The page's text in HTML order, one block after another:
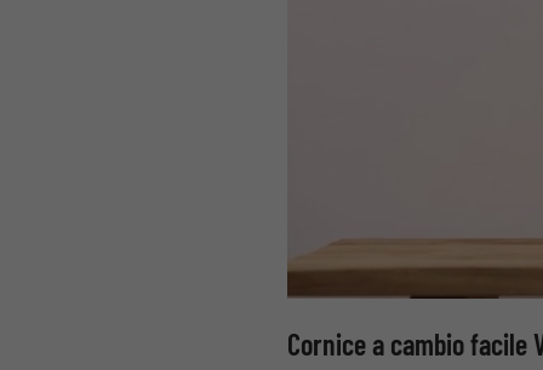
Cornice a cambio facile